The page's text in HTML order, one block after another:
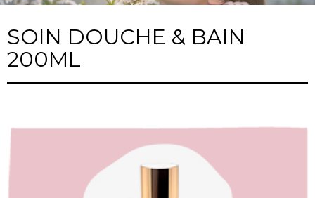
SOIN DOUCHE & BAIN
200ML